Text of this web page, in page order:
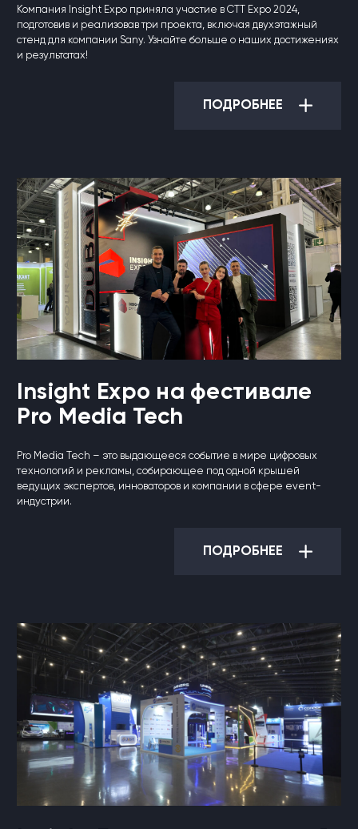
Компания Insight Expo приняла участие в CTT Expo 2024,
подготовив и реализовав три проекта, включая двухэтажный
стенд для компании Sany. Узнайте больше о наших достижениях
и результатах!
ПОДРОБНЕЕ
Insight Expo на фестивале
Pro Media Tech
Pro Media Tech – это выдающееся событие в мире цифровых
технологий и рекламы, собирающее под одной крышей
ведущих экспертов, инноваторов и компании в сфере event-
индустрии.
ПОДРОБНЕЕ